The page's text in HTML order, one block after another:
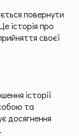
повернути
історія про
своєї
історії
та
досягнення